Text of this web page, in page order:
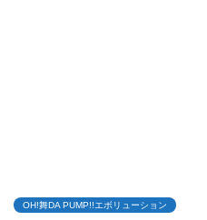
OH!舞DA PUMP!!エボリューション